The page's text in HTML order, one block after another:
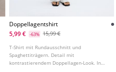
Doppellagentshirt
5,99 €
-63% 15,99 €
T-Shirt mit Rundausschnitt und
Spaghettiträgern. Detail mit
kontrastierendem Doppellagen-Look. In